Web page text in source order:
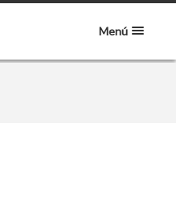
Menú